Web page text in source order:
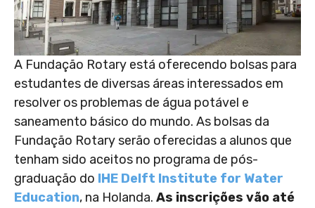
A Fundação Rotary está oferecendo bolsas para
estudantes de diversas áreas interessados em
resolver os problemas de água potável e
saneamento básico do mundo. As bolsas da
Fundação Rotary serão oferecidas a alunos que
tenham sido aceitos no programa de pós-
graduação do IHE Delft Institute for Water
Education, na Holanda. As inscrições vão até